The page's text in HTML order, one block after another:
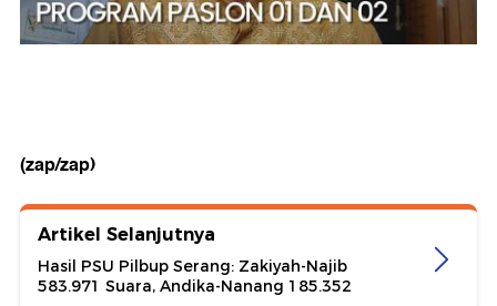
(zap/zap)
Artikel Selanjutnya
Hasil PSU Pilbup Serang: Zakiyah-Najib
583.971 Suara, Andika-Nanang 185.352